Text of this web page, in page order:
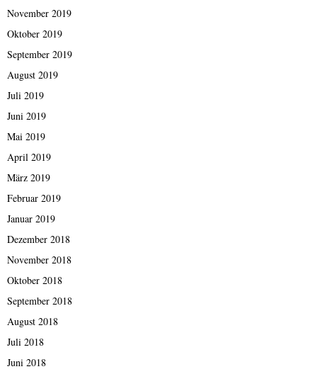
November 2019
Oktober 2019
September 2019
August 2019
Juli 2019
Juni 2019
Mai 2019
April 2019
März 2019
Februar 2019
Januar 2019
Dezember 2018
November 2018
Oktober 2018
September 2018
August 2018
Juli 2018
Juni 2018